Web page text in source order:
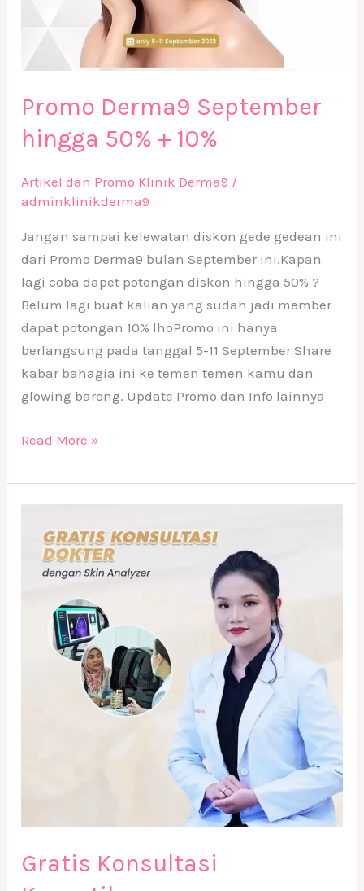
Promo Derma9 September
hingga 50% + 10%
Artikel dan Promo Klinik Derma9 /
adminklinikderma9
Jangan sampai kelewatan diskon gede gedean ini
dari Promo Derma9 bulan September ini.Kapan
lagi coba dapet potongan diskon hingga 50% ?
Belum lagi buat kalian yang sudah jadi member
dapat potongan 10% lhoPromo ini hanya
berlangsung pada tanggal 5-11 September Share
kabar bahagia ini ke temen temen kamu dan
glowing bareng. Update Promo dan Info lainnya
Read More »
Gratis Konsultasi
Konsultasi
Kecantikan